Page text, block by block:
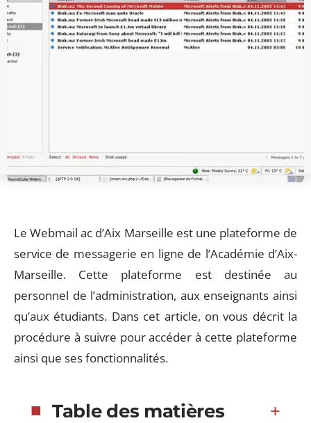
Le Webmail ac d’Aix Marseille est une plateforme de
service de messagerie en ligne de l’Académie d’Aix-
Marseille. Cette plateforme est destinée au
personnel de l’administration, aux enseignants ainsi
qu’aux étudiants. Dans cet article, on vous décrit la
procédure à suivre pour accéder à cette plateforme
ainsi que ses fonctionnalités.
Table des matières